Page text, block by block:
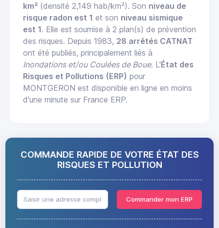
km² (densité 2,149 hab/km²). Son niveau de
risque radon est 1 et son niveau sismique
est 1. Elle est soumise à 2 plan(s) de prévention
des risques. Depuis 1983, 28 arrêtés CATNAT
ont été publiés, principalement liés à
Inondations et/ou Coulées de Boue. L'État des
Risques et Pollutions (ERP) pour
MONTGERON est disponible en ligne en moins
d'une minute sur France ERP.
COMMANDE RAPIDE DE VOTRE ÉTAT DES
RISQUES ET POLLUTION
Commander mon ERP